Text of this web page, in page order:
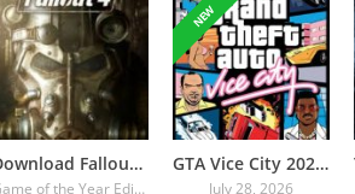
Download Fallout 4 Torrent
Game of the Year Edition v1.10.980.0
NEW
GTA Vice City 2026 Torrent
July 28, 2026